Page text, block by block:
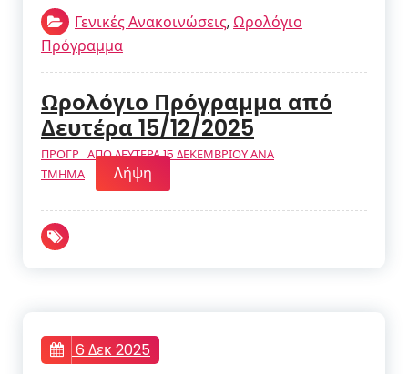
Γενικές Ανακοινώσεις,Ωρολόγιο
Πρόγραμμα
Ωρολόγιο Πρόγραμμα από
Δευτέρα 15/12/2025
ΠΡΟΓΡ_ΑΠΟ ΔΕΥΤΕΡΑ 15 ΔΕΚΕΜΒΡΙΟΥ ΑΝΑ
ΤΜΗΜΑ
Λήψη
6 Δεκ 2025